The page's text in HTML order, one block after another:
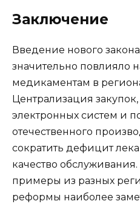
Заключение
Введение нового
значительно повлияло
медикаментам в
Централизация
электронных систем и
отечественного
сократить дефицит
качество
примеры из разных
реформы наиболее